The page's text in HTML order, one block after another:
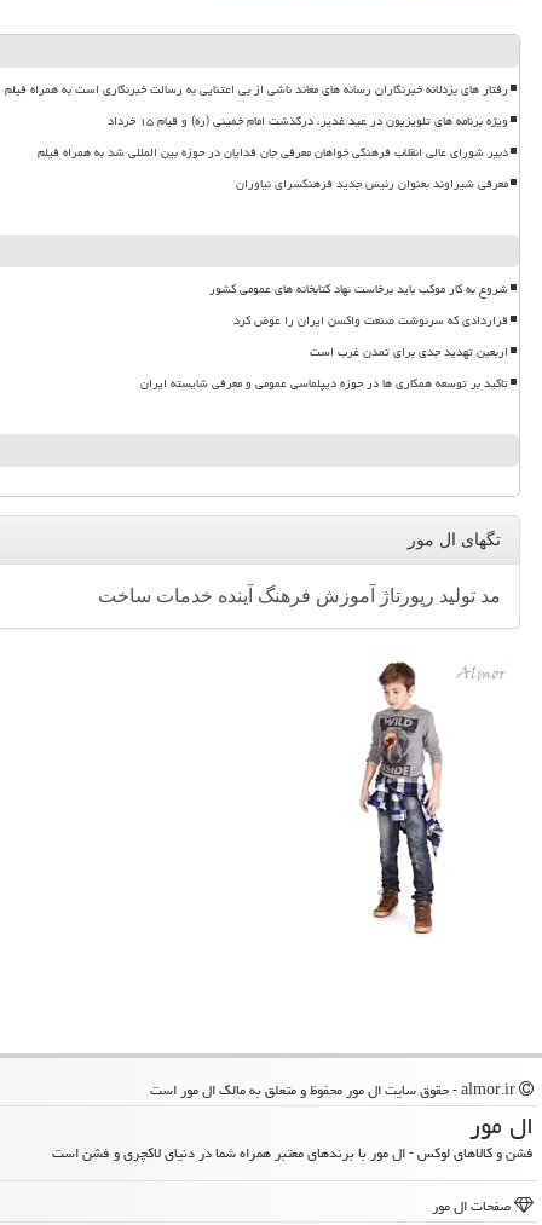
رفتار های بزدلانه خبرنگاران رسانه های معاند ناشی از بی اعتنایی به رسالت خبرنگاری است به همراه فیلم
ویژه برنامه های تلویزیون در عید غدیر، درگذشت امام خمینی (ره) و قیام ۱۵ خرداد
دبیر شورای عالی انقلاب فرهنگی خواهان معرفی جان فدایان در حوزه بین المللی شد به همراه فیلم
معرفی شیراوند بعنوان رئیس جدید فرهنگسرای نیاوران
شروع به کار موکب باید برخاست نهاد کتابخانه های عمومی کشور
قراردادی که سرنوشت صنعت واکسن ایران را عوض کرد
اربعین تهدید جدی برای تمدن غرب است
تاکید بر توسعه همکاری ها در حوزه دیپلماسی عمومی و معرفی شایسته ایران
تگهای ال مور
مد تولید رپورتاژ آموزش فرهنگ آینده خدمات ساخت
ال مور
فشن و کالاهای لوکس - ال مور با برندهای معتبر همراه شما در دنیای لاکچری و فشن است
صفحات ال مور